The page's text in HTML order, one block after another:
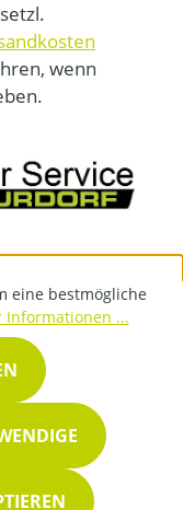
wenn
eine bestmögliche
Informationen ...